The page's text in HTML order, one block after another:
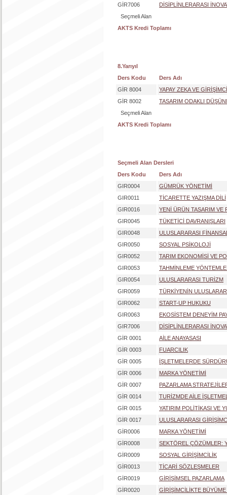
GİR7006
DİSİPLİNLERARASI
Seçmeli Alan
AKTS Kredi Toplamı
8.Yarıyıl
Ders Kodu
Ders Adı
GİR 8004
YAPAY ZEKA VE
GİR 8002
TASARIM ODAKLI
Seçmeli Alan
AKTS Kredi Toplamı
Seçmeli Alan Dersleri
Ders Kodu
Ders Adı
GIR0004
GÜMRÜK YÖNETİMİ
GIR0011
TİCARETTE YAZIŞMA DİLİ
GIR0016
YENİ ÜRÜN TASARIM VE
GIR0045
TÜKETİCİ DAVRANIŞLARI
GIR0048
ULUSLARARASI
GIR0050
SOSYAL PSİKOLOJİ
GIR0052
TARIM EKONOMİSİ VE
GIR0053
TAHMİNLEME
GIR0054
ULUSLARARASI TURİZM
GIR0059
TÜRKİYENİN
GIR0062
START-UP HUKUKU
GIR0063
EKOSİSTEM DENEYİM
GIR7006
DİSİPLİNLERARASI
GİR 0001
AİLE ANAYASASI
GİR 0003
FUARCILIK
GİR 0005
İŞLETMELERDE
GİR 0006
MARKA YÖNETİMİ
GİR 0007
PAZARLAMA
GİR 0014
TURİZMDE AİLE
GİR 0015
YATIRIM POLİTİKASI VE
GİR 0017
ULUSLARARASI
GİR0006
MARKA YÖNETİMİ
GİR0008
SEKTÖREL ÇÖZÜMLER:
GİR0009
SOSYAL GİRİŞİMCİLİK
GİR0013
TİCARİ SÖZLEŞMELER
GİR0019
GİRİŞİMSEL PAZARLAMA
GİR0020
GİRİŞİMCİLİKTE